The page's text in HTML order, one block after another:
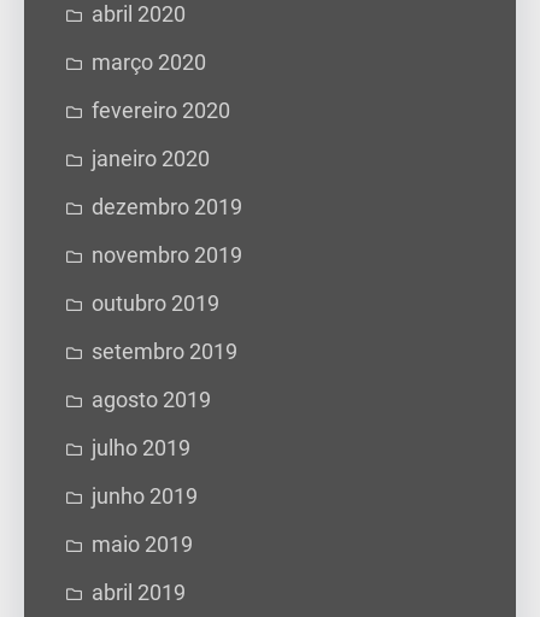
abril 2020
março 2020
fevereiro 2020
janeiro 2020
dezembro 2019
novembro 2019
outubro 2019
setembro 2019
agosto 2019
julho 2019
junho 2019
maio 2019
abril 2019